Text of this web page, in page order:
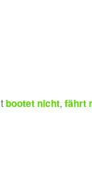
bootet nicht, fährt